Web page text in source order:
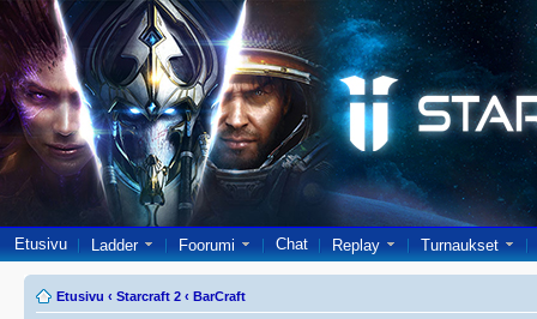
Etusivu Ladder Foorumi Chat Replay Turnaukset
Etusivu ‹ Starcraft 2 ‹ BarCraft